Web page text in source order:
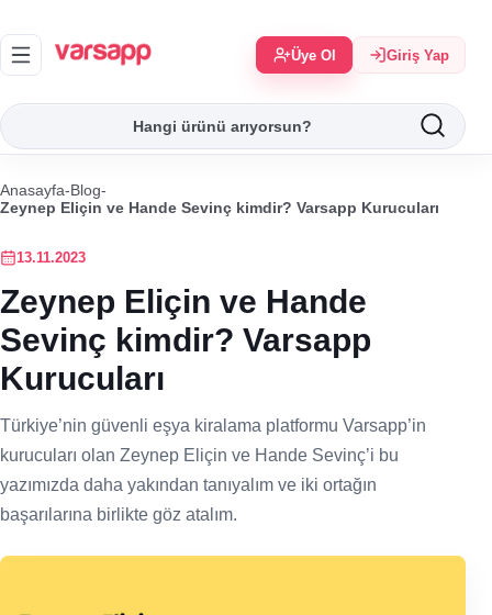
Üye Ol Giriş Yap
Anasayfa-Blog-
Zeynep Eliçin ve Hande Sevinç kimdir? Varsapp Kurucuları
13.11.2023
Zeynep Eliçin ve Hande
Sevinç kimdir? Varsapp
Kurucuları
Türkiye’nin güvenli eşya kiralama platformu Varsapp’in
kurucuları olan Zeynep Eliçin ve Hande Sevinç’i bu
yazımızda daha yakından tanıyalım ve iki ortağın
başarılarına birlikte göz atalım.